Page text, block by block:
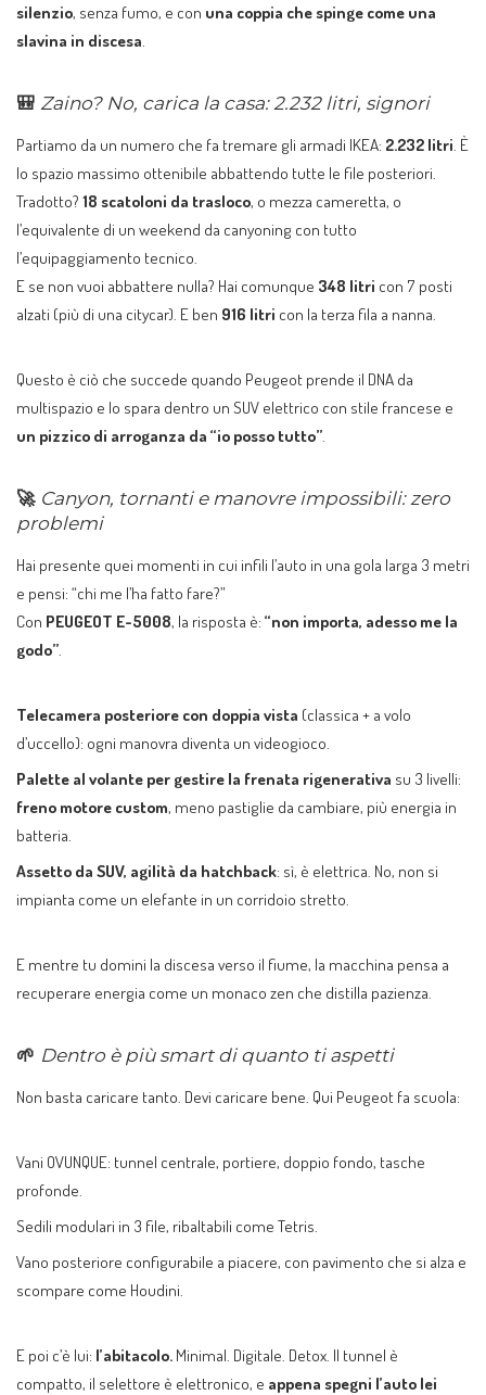
silenzio, senza fumo, e con una coppia che spinge come una
slavina in discesa.
🎒 Zaino? No, carica la casa: 2.232 litri, signori
Partiamo da un numero che fa tremare gli armadi IKEA: 2.232 litri. È
lo spazio massimo ottenibile abbattendo tutte le file posteriori.
Tradotto? 18 scatoloni da trasloco, o mezza cameretta, o
l’equivalente di un weekend da canyoning con tutto
l’equipaggiamento tecnico.
E se non vuoi abbattere nulla? Hai comunque 348 litri con 7 posti
alzati (più di una citycar). E ben 916 litri con la terza fila a nanna.
Questo è ciò che succede quando Peugeot prende il DNA da
multispazio e lo spara dentro un SUV elettrico con stile francese e
un pizzico di arroganza da “io posso tutto”.
🚀 Canyon, tornanti e manovre impossibili: zero
problemi
Hai presente quei momenti in cui infili l’auto in una gola larga 3 metri
e pensi: “chi me l’ha fatto fare?”
Con PEUGEOT E-5008, la risposta è: “non importa, adesso me la
godo”
Telecamera posteriore con doppia vista (classica + a volo
d’uccello): ogni manovra diventa un videogioco.
Palette al volante per gestire la frenata rigenerativa su 3 livelli:
freno motore custom, meno pastiglie da cambiare, più energia in
batteria.
Assetto da SUV, agilità da hatchback: sì, è elettrica. No, non si
impianta come un elefante in un corridoio stretto.
E mentre tu domini la discesa verso il fiume, la macchina pensa a
recuperare energia come un monaco zen che distilla pazienza.
🌱 Dentro è più smart di quanto ti aspetti
Non basta caricare tanto. Devi caricare bene. Qui Peugeot fa scuola:
Vani OVUNQUE: tunnel centrale, portiere, doppio fondo, tasche
profonde.
Sedili modulari in 3 file, ribaltabili come Tetris.
Vano posteriore configurabile a piacere, con pavimento che si alza e
scompare come Houdini.
E poi c’è lui: l’abitacolo. Minimal. Digitale. Detox. Il tunnel è
compatto, il selettore è elettronico, e appena spegni l’auto lei